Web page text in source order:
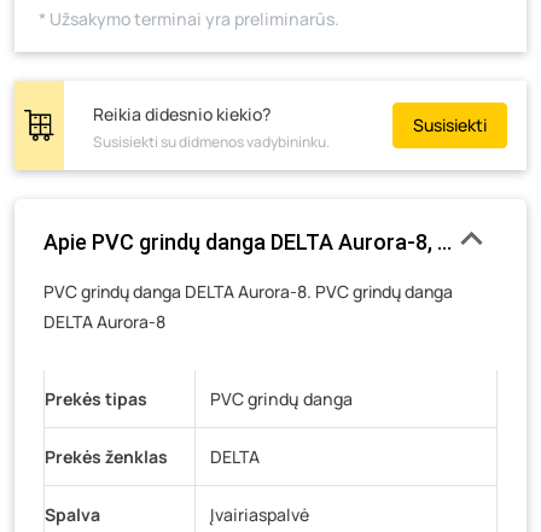
Kauno g. 160, Marijampolė- 6 pakuotės
Skuodo g. 41, Mažeikiai- 0 pakuočių
Žemaičių g. 2, Raseiniai- 0 pakuočių
Pramonės g. 6E, Šilutė- 0 pakuočių
Luokės g. 82, Telšiai- 0 pakuočių
Veteranų g. 11, Visaginas - 19 pakuočių
Baravykų g. 1, Druskininkai
K. Donelaičio g. 17, Rokiškis - 0 pakuočių
Šaltupės g. 64, Zarasai- 0 pakuočių
* Užsakymo terminai yra preliminarūs.
Reikia didesnio kiekio?
Susisiekti su didmenos vadybininku.
Susisiekti
Apie PVC grindų danga DELTA Aurora-8, 3,5 m
PVC grindų danga DELTA Aurora-8. PVC grindų danga
DELTA Aurora-8
Prekės tipas PVC grindų danga
Prekės ženklas DELTA
Spalva Įvairiaspalvė